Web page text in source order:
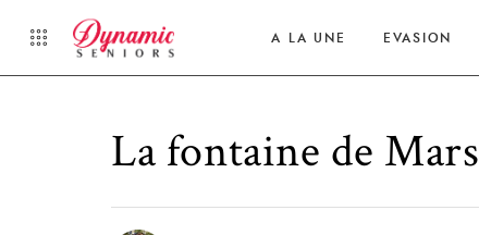
A LA UNE EVASION
La fontaine de Mars